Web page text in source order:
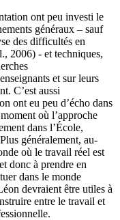
ont peu investi le
généraux – sauf
des difficultés en
2006) - et techniques,
et sur leurs
C’est aussi
ont eu peu d’écho dans
où l’approche
dans l’École,
généralement, au-
où le travail réel est
donc à prendre en
dans le monde
devraient être utiles à
entre le travail et